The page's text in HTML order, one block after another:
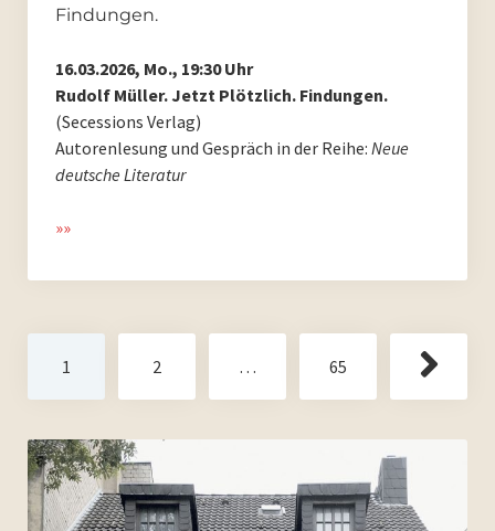
Findungen.
16.03.2026, Mo., 19:30 Uhr
Rudolf Müller. Jetzt Plötzlich. Findungen.
(Secessions Verlag)
Autorenlesung und Gespräch in der Reihe: Neue
deutsche Literatur
»»
1 2 … 65